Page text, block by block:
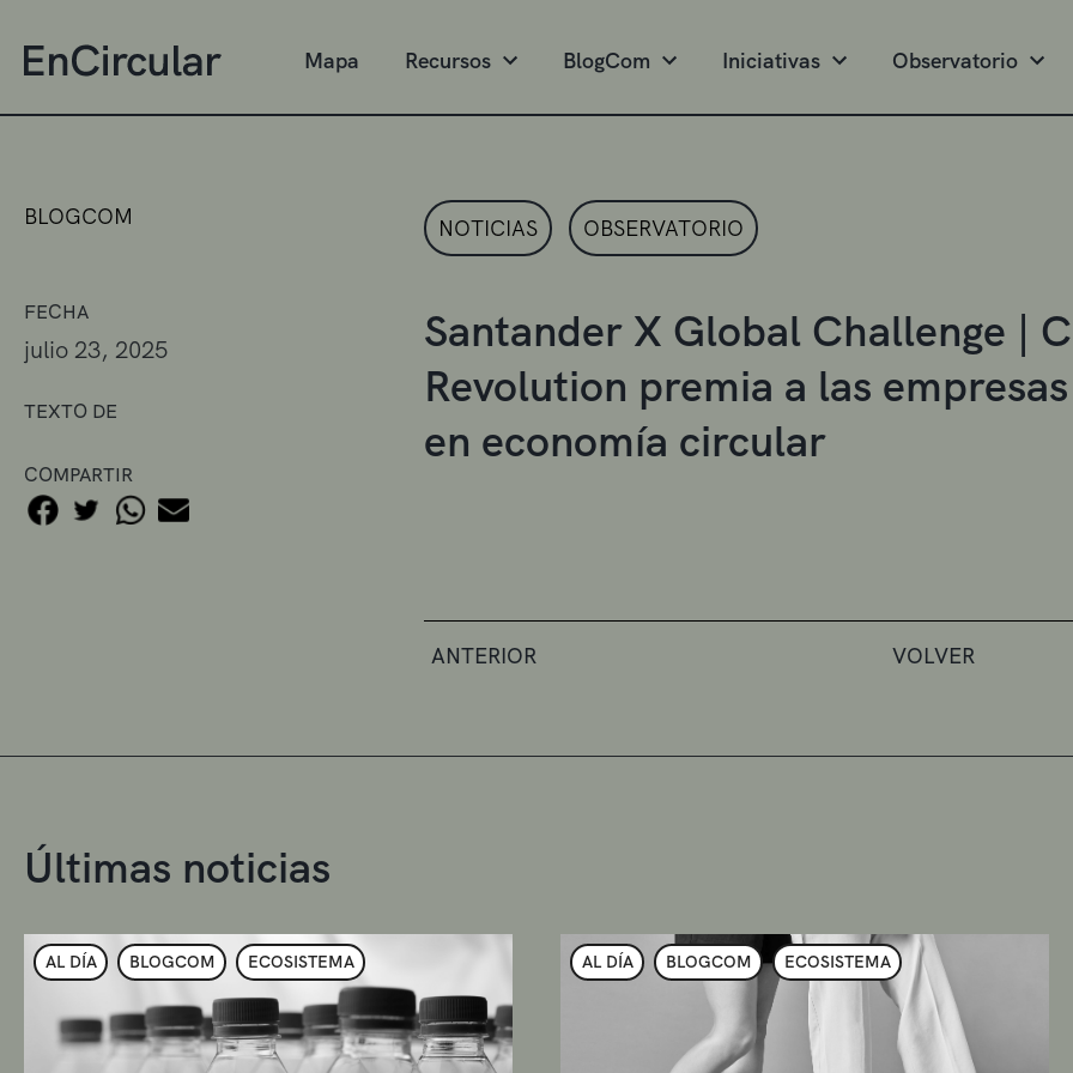
Mapa Recursos BlogCom Iniciativas Observatorio
BLOGCOM
FECHA
julio 23, 2025
TEXTO DE
COMPARTIR
NOTICIAS OBSERVATORIO
Santander X Global Challenge |
Revolution premia a las
en economía circular
ANTERIOR VOLVER
Últimas noticias
AL DÍA BLOGCOM ECOSISTEMA AL DÍA BLOGCOM ECOSISTEMA